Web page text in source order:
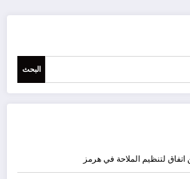
البحث
لتنظيم الملاحة في هرمز